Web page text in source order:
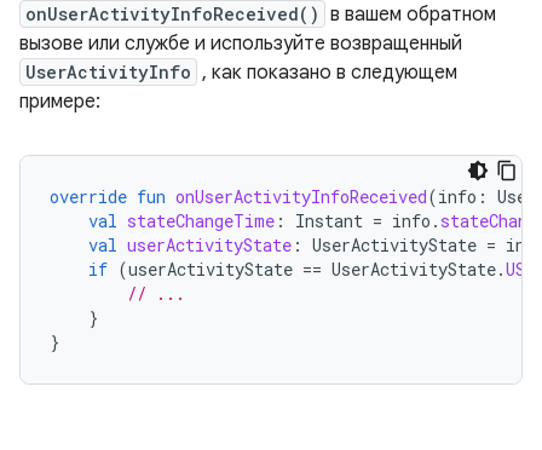
onUserActivityInfoReceived() в вашем обратном
вызове или службе и используйте возвращенный
UserActivityInfo , как показано в следующем
примере:
override fun onUserActivityInfoReceived(info :
val stateChangeTime : Instant = info .
val userActivityState : UserActivityState =
if (userActivityState == UserActivityState.
// ...
}
}